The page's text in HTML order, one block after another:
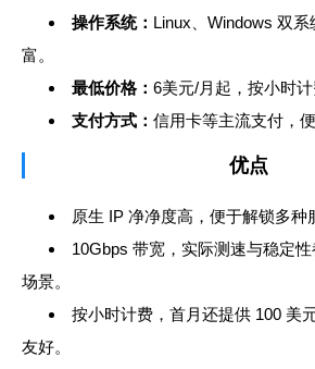
操作系统： Linux、Windows 双
富。
最低价格： 6美元/月起，按小时计
支付方式： 信用卡等主流支付，便
优点
原生 IP 净净度高，便于解锁多种
10Gbps 带宽，实际测速与稳定
场景。
按小时计费，首月还提供 100 美
友好。